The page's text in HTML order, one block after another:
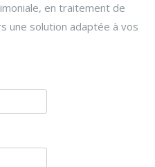
en traitement de
une solution adaptée à vos